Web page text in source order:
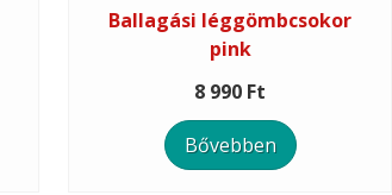
Ballagási léggömbcsokor
pink
8 990 Ft
Bővebben